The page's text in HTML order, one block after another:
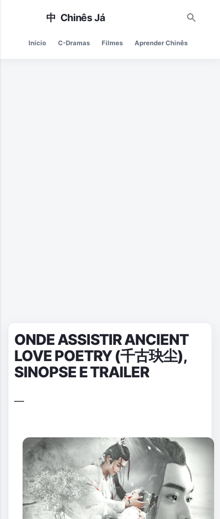
Pular para o conteúdo principal
Início C-Dramas Filmes Aprender Chinês
ONDE ASSISTIR ANCIENT
LOVE POETRY (千古玦尘),
SINOPSE E TRAILER